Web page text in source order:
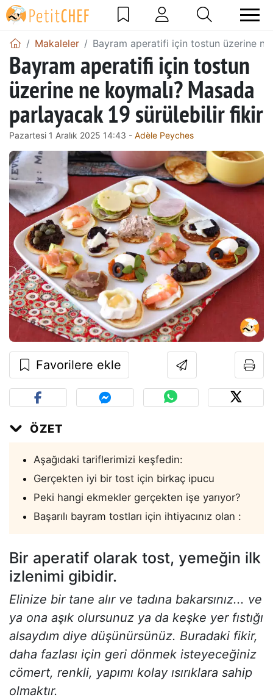
Makaleler Bayram aperatifi için tostun üzerine
Bayram aperatifi için tostun
üzerine ne koymalı? Masada
parlayacak 19 sürülebilir fikir
Pazartesi 1 Aralık 2025 14:43 - Adèle Peyches
Favorilere ekle
ÖZET
Aşağıdaki tariflerimizi keşfedin:
Gerçekten iyi bir tost için birkaç ipucu
Peki hangi ekmekler gerçekten işe yarıyor?
Başarılı bayram tostları için ihtiyacınız olan :
Bir aperatif olarak tost, yemeğin ilk
izlenimi gibidir.
Elinize bir tane alır ve tadına bakarsınız... ve
ya ona aşık olursunuz ya da keşke yer fıstığı
alsaydım diye düşünürsünüz. Buradaki fikir,
daha fazlası için geri dönmek isteyeceğiniz
cömert, renkli, yapımı kolay ısırıklara sahip
olmaktır.